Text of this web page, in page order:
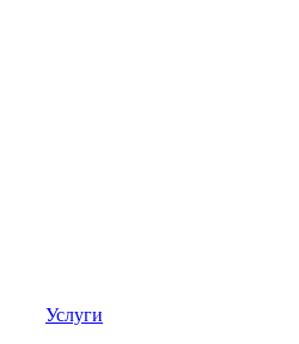
Услуги